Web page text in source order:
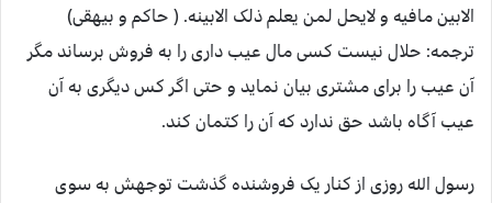
الابین مافیه و لایحل لمن یعلم ذلک الابینه. ( حاکم و بیهقی)
ترجمه: حلال نیست کسی مال عیب داری را به فروش برساند مگر
آن عیب را برای مشتری بیان نماید و حتی اگر کس دیگری به آن
عیب آگاه باشد حق ندارد که آن را کتمان کند.
رسول الله روزی از کنار یک فروشنده گذشت توجهش به سوی